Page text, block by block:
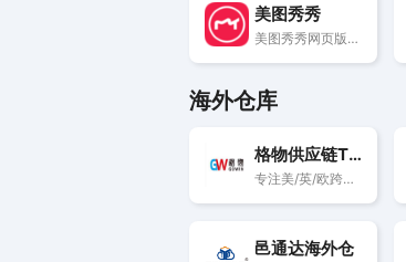
美图秀秀
美图秀秀网页版在线图片照片编辑制作美化修改处理工具提供在线拼图,在线改图修图,在线P图,在线美颜,在线ps照片，另外还提供图片美化、人像美容、添加文字、批量处理图片大小、证件照换底色、图片压缩等好用的功能，还有海报设计、平面设计、广告设计、贴纸素材、边框等丰富的内容，可制作PPT图片、简历、GIF动图等，支持Windows、Mac、Linux及网页版。
海外仓库
格物供应链TK一件代发
专注美/英/欧跨境物流，自营海外仓一件代发等物流仓储服务
邑通达海外仓